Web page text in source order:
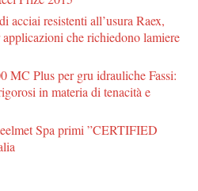
acciai resistenti all’usura Raex,
che richiedono lamiere
MC Plus per gru idrauliche Fassi:
in materia di tenacità e
Spa primi ”CERTIFIED